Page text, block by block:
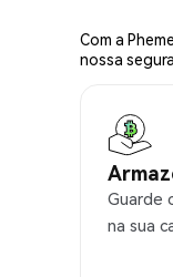
Com a
nossa
Guarde
na sua